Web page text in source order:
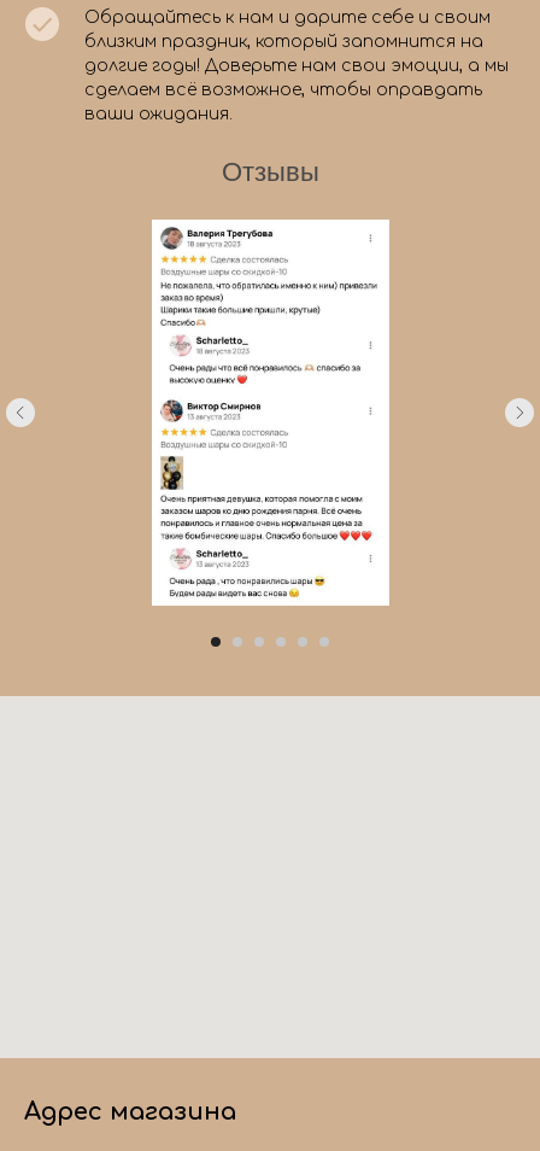
Обращайтесь к нам и дарите себе и своим
близким праздник, который запомнится на
долгие годы! Доверьте нам свои эмоции, а мы
сделаем всё возможное, чтобы оправдать
ваши ожидания.
Отзывы
Адрес магазина